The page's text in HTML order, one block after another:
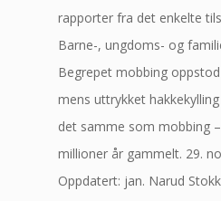
rapporter fra det enkelte
Barne-, ungdoms- og
Begrepet mobbing
mens uttrykket
det samme som mobbing
millioner år gammelt. 29.
Oppdatert: jan. Narud